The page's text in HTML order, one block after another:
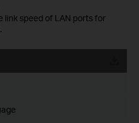
link speed of LAN ports for